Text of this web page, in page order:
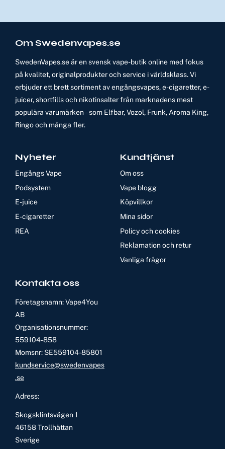
Om Swedenvapes.se
SwedenVapes.se är en svensk vape-butik online med fokus
på kvalitet, originalprodukter och service i världsklass. Vi
erbjuder ett brett sortiment av engångsvapes, e-cigaretter, e-
juicer, shortfills och nikotinsalter från marknadens mest
populära varumärken – som Elfbar, Vozol, Frunk, Aroma King,
Ringo och många fler.
Nyheter
Engångs Vape
Podsystem
E-juice
E-cigaretter
REA
Kundtjänst
Om oss
Vape blogg
Köpvillkor
Mina sidor
Policy och cookies
Reklamation och retur
Vanliga frågor
Kontakta oss
Företagsnamn: Vape4You
AB
Organisationsnummer:
559104-858
Momsnr: SE559104-85801
kundservice@swedenvapes
.se
Adress:
Skogsklintsvägen 1
46158 Trollhättan
Sverige